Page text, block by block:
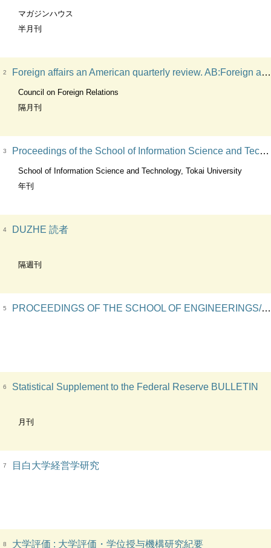
マガジンハウス
半月刊
2 Foreign affairs an American quarterly review. AB:Foreign aff (N.Y. N.Y.). KT:Foreign affairs (New York, N.Y.). VT:Foreign affairs : America and the world
Council on Foreign Relations
隔月刊
3 Proceedings of the School of Information Science and Technology, Tokai University CV:Proceedings of the School of Engineering, the School of Information Science and Technology, Tokai University. ST:Proceedings of the School of Engineering/the School of Information Science and Technology, Tokai University. OH:Proceedings of the School of Engineering of Tokai University
School of Information Science and Technology, Tokai University
年刊
4 DUZHE 読者
隔週刊
5 PROCEEDINGS OF THE SCHOOL OF ENGINEERINGS/ THE SCHOOL OF INFORMATION TECHNOLOGY AND ELECTRONICS OF TOKAI UNIVERSITY
6 Statistical Supplement to the Federal Reserve BULLETIN
月刊
7 目白大学経営学研究
8 大学評価 : 大学評価・学位授与機構研究紀要